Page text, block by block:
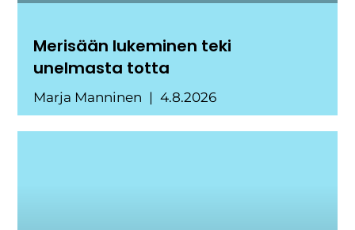
Merisään lukeminen teki
unelmasta totta
Marja Manninen 4.8.2026